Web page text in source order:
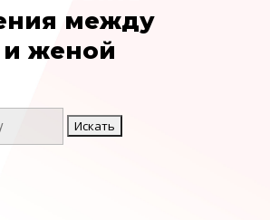
между
женой